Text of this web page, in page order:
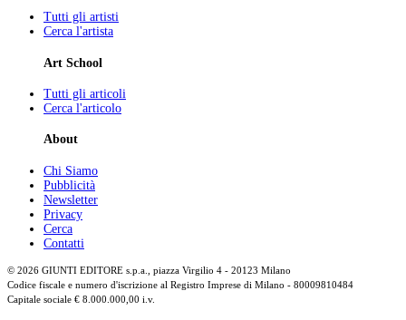
Tutti gli artisti
Cerca l'artista
Art School
Tutti gli articoli
Cerca l'articolo
About
Chi Siamo
Pubblicità
Newsletter
Privacy
Cerca
Contatti
© 2026 GIUNTI EDITORE s.p.a., piazza Virgilio 4 - 20123 Milano
Codice fiscale e numero d'iscrizione al Registro Imprese di Milano - 80009810484
Capitale sociale € 8.000.000,00 i.v.